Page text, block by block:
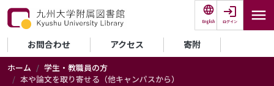
メインコンテンツに移動
English ログイン
セカンダリーメニュー
お問合わせ アクセス 寄附
ホーム
学生・教職員の方
本や論文を取り寄せる（他キャンパスから）